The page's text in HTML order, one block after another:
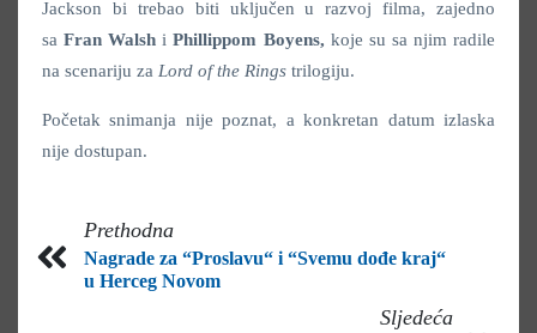
Jackson bi trebao biti uključen u razvoj filma, zajedno
saFran WalshiPhillippom Boyens, koje su sa njim radile
na scenariju za Lord of the Rings trilogiju.
Početak snimanja nije poznat, a konkretan datum izlaska
nije dostupan.
Prethodna
Nagrade za “Proslavu“ i “Svemu dođe kraj“
u Herceg Novom
Sljedeća